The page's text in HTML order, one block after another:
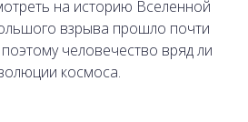
на историю Вселенной
взрыва прошло почти
человечество вряд ли
космоса.